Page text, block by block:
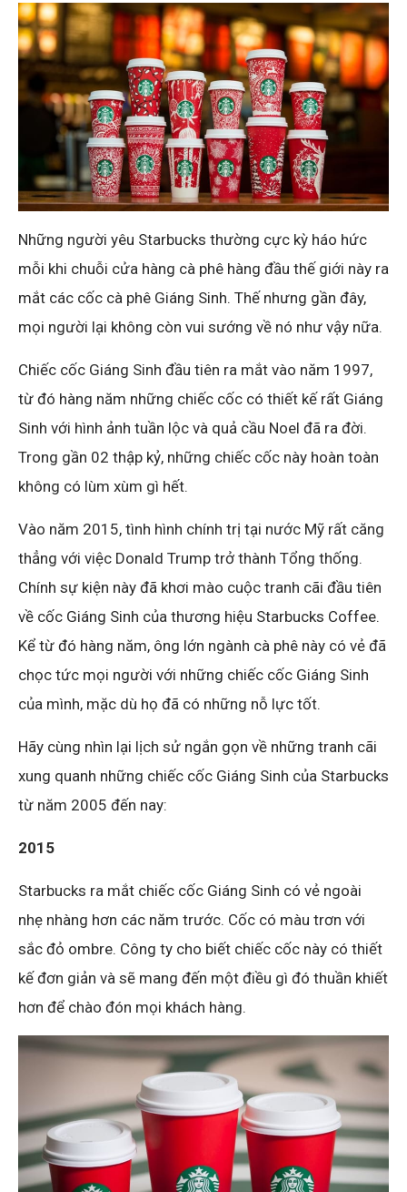
Những người yêu Starbucks thường cực kỳ háo hức
mỗi khi chuỗi cửa hàng cà phê hàng đầu thế giới này ra
mắt các cốc cà phê Giáng Sinh. Thế nhưng gần đây,
mọi người lại không còn vui sướng về nó như vậy nữa.
Chiếc cốc Giáng Sinh đầu tiên ra mắt vào năm 1997,
từ đó hàng năm những chiếc cốc có thiết kế rất Giáng
Sinh với hình ảnh tuần lộc và quả cầu Noel đã ra đời.
Trong gần 02 thập kỷ, những chiếc cốc này hoàn toàn
không có lùm xùm gì hết.
Vào năm 2015, tình hình chính trị tại nước Mỹ rất căng
thẳng với việc Donald Trump trở thành Tổng thống.
Chính sự kiện này đã khơi mào cuộc tranh cãi đầu tiên
về cốc Giáng Sinh của thương hiệu Starbucks Coffee.
Kể từ đó hàng năm, ông lớn ngành cà phê này có vẻ đã
chọc tức mọi người với những chiếc cốc Giáng Sinh
của mình, mặc dù họ đã có những nỗ lực tốt.
Hãy cùng nhìn lại lịch sử ngắn gọn về những tranh cãi
xung quanh những chiếc cốc Giáng Sinh của Starbucks
từ năm 2005 đến nay:
2015
Starbucks ra mắt chiếc cốc Giáng Sinh có vẻ ngoài
nhẹ nhàng hơn các năm trước. Cốc có màu trơn với
sắc đỏ ombre. Công ty cho biết chiếc cốc này có thiết
kế đơn giản và sẽ mang đến một điều gì đó thuần khiết
hơn để chào đón mọi khách hàng.